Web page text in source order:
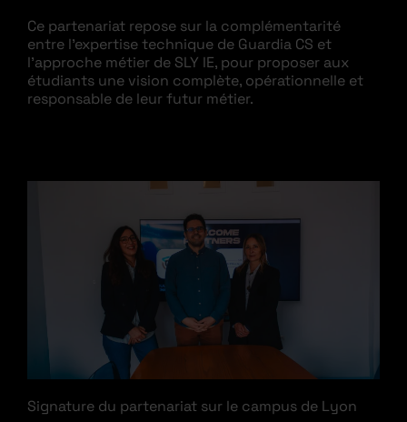
Ce partenariat repose sur la complémentarité
entre l’expertise technique de Guardia CS et
l’approche métier de SLY IE, pour proposer aux
étudiants une vision complète, opérationnelle et
responsable de leur futur métier.
Signature du partenariat sur le campus de Lyon